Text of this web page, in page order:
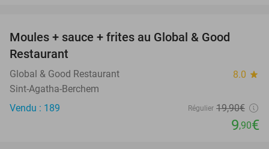
Moules + sauce + frites au Global & Good
Restaurant
Global & Good Restaurant 8.0 star
Sint-Agatha-Berchem
Vendu : 189
Régulier 19,90€
9,90€